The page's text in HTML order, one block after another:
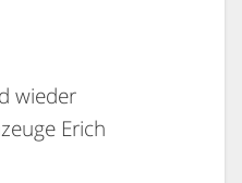
wieder
Erich